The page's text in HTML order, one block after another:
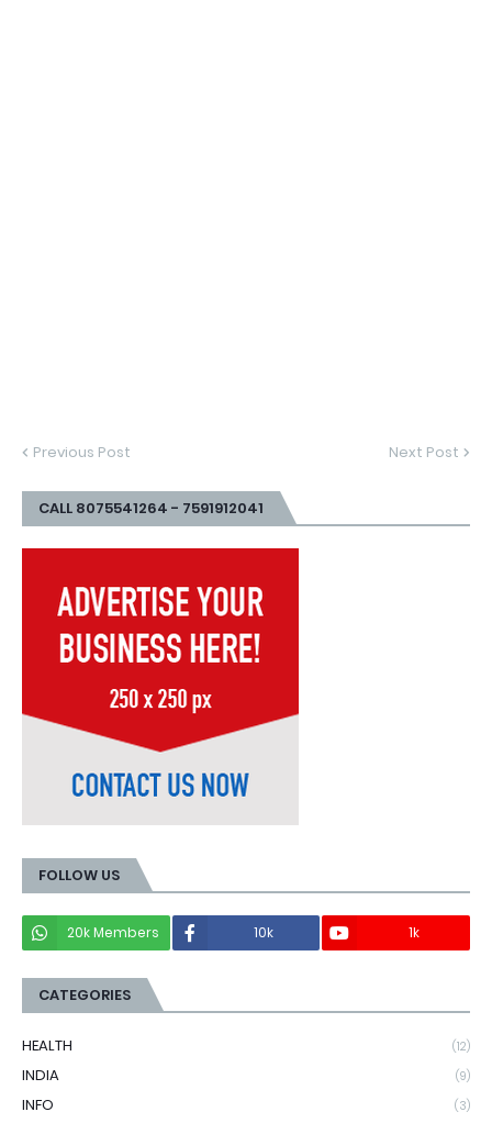
Previous Post Next Post
CALL 8075541264 - 7591912041
FOLLOW US
20k Members 10k 1k
CATEGORIES
HEALTH (12)
INDIA (9)
INFO (3)